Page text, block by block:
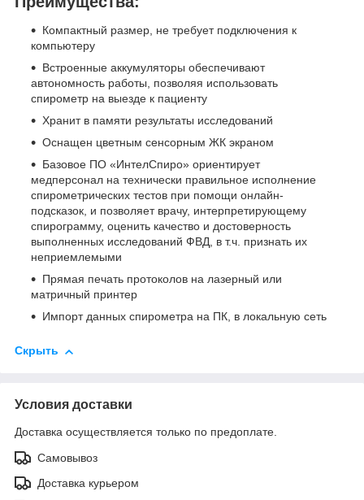
Компактный размер, не требует подключения к
компьютеру
Встроенные аккумуляторы обеспечивают
автономность работы, позволяя использовать
спирометр на выезде к пациенту
Хранит в памяти результаты исследований
Оснащен цветным сенсорным ЖК экраном
Базовое ПО «ИнтелСпиро» ориентирует
медперсонал на технически правильное исполнение
спирометрических тестов при помощи онлайн-
подсказок, и позволяет врачу, интерпретирующему
спирограмму, оценить качество и достоверность
выполненных исследований ФВД, в т.ч. признать их
неприемлемыми
Прямая печать протоколов на лазерный или
матричный принтер
Импорт данных спирометра на ПК, в локальную сеть
Скрыть
Условия доставки
Доставка осуществляется только по предоплате.
Самовывоз
Доставка курьером